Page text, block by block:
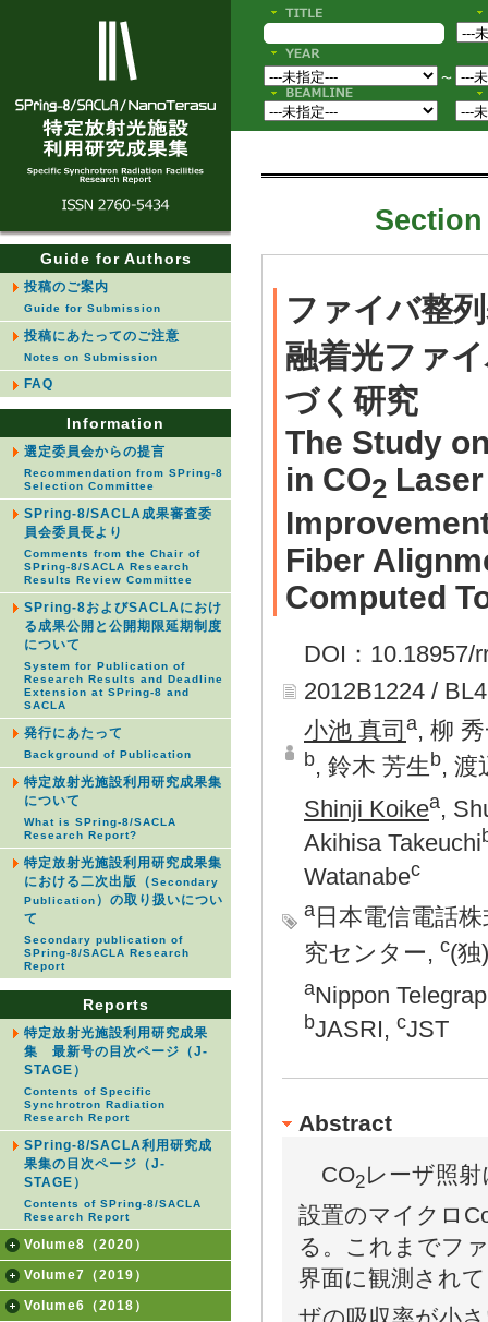
Guide for Authors
投稿のご案内
Guide for Submission
投稿にあたってのご注意
Notes on Submission
FAQ
Information
選定委員会からの提言
Recommendation from SPring-8
Selection Committee
SPring-8/SACLA成果審査委
員会委員長より
Comments from the Chair of
SPring-8/SACLA Research
Results Review Committee
SPring-8およびSACLAにおけ
る成果公開と公開期限延期制度
について
System for Publication of
Research Results and Deadline
Extension at SPring-8 and
SACLA
発行にあたって
Background of Publication
特定放射光施設利用研究成果集
について
What is SPring-8/SACLA
Research Report?
特定放射光施設利用研究成果集
における二次出版（Secondary
Publication ）の取り扱いについ
て
Secondary publication of
SPring-8/SACLA Research
Report
Reports
特定放射光施設利用研究成果
集 最新号の目次ページ（J-
STAGE）
Contents of Specific
Synchrotron Radiation
Research Report
SPring-8/SACLA利用研究成
果集の目次ページ（J-
STAGE）
Contents of SPring-8/SACLA
Research Report
Volume8（2020）
Volume7（2019）
Volume6（2018）
〜
ファイバ整
融着光ファ
づく研究
The Study
in CO2
Fiber
Computed
DOI：10.18957/
2012B1224 /
小池 真司 a, 柳
b, 鈴木 芳生b, 渡
Shinji Koikea,
Akihisa Takeuchi
Watanabec
a日本電信電話
究センター, c(独
aNippon
bJASRI, cJST
Abstract
CO2レーザ照
設置のマイクロ
る。これまでフ
界面に観測され
ザの吸収率が小